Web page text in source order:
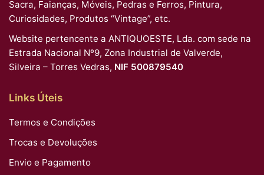
Sacra, Faianças, Móveis, Pedras e Ferros, Pintura,
Curiosidades, Produtos “Vintage”, etc.
Website pertencente a ANTIQUOESTE, Lda. com sede na
Estrada Nacional Nº9, Zona Industrial de Valverde,
Silveira – Torres Vedras, NIF 500879540
Links Úteis
Termos e Condições
Trocas e Devoluções
Envio e Pagamento